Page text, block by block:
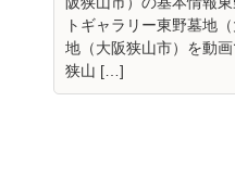
トギャラリー東野墓地
地（大阪狭山市）を動
狭山 […]